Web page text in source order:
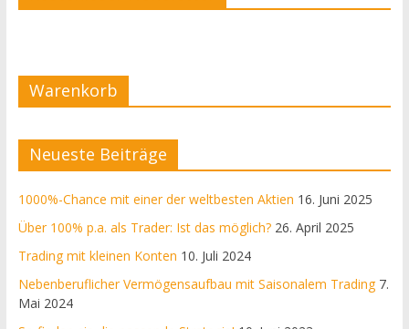
Warenkorb
Neueste Beiträge
1000%-Chance mit einer der weltbesten Aktien 16. Juni 2025
Über 100% p.a. als Trader: Ist das möglich? 26. April 2025
Trading mit kleinen Konten 10. Juli 2024
Nebenberuflicher Vermögensaufbau mit Saisonalem Trading 7.
Mai 2024